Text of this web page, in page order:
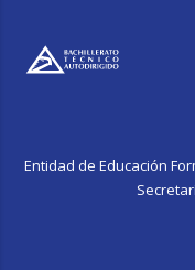
Entidad de Educación